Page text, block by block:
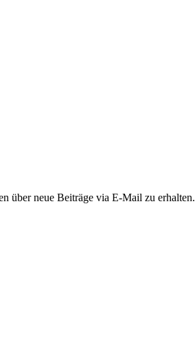
über neue Beiträge via E-Mail zu erhalten.